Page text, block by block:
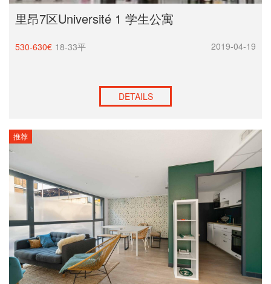
里昂7区Université 1 学生公寓
530-630€ 18-33平 2019-04-19
DETAILS
推荐